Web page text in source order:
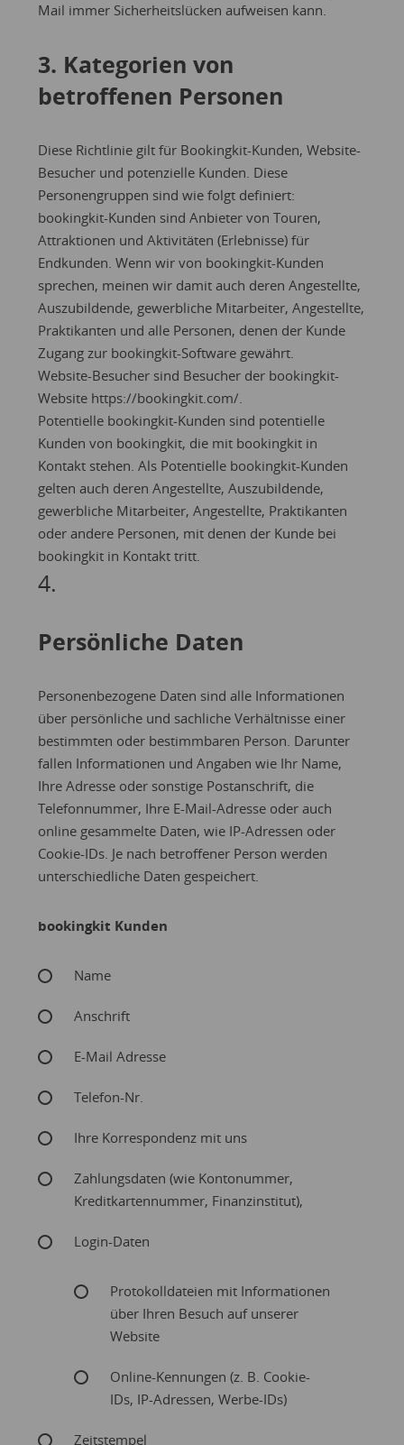
Mail immer Sicherheitslücken aufweisen kann.
3. Kategorien von
betroffenen Personen
Diese Richtlinie gilt für Bookingkit-Kunden, Website-
Besucher und potenzielle Kunden. Diese
Personengruppen sind wie folgt definiert:
bookingkit-Kunden sind Anbieter von Touren,
Attraktionen und Aktivitäten (Erlebnisse) für
Endkunden. Wenn wir von bookingkit-Kunden
sprechen, meinen wir damit auch deren Angestellte,
Auszubildende, gewerbliche Mitarbeiter, Angestellte,
Praktikanten und alle Personen, denen der Kunde
Zugang zur bookingkit-Software gewährt.
Website-Besucher sind Besucher der bookingkit-
Website https://bookingkit.com/.
Potentielle bookingkit-Kunden sind potentielle
Kunden von bookingkit, die mit bookingkit in
Kontakt stehen. Als Potentielle bookingkit-Kunden
gelten auch deren Angestellte, Auszubildende,
gewerbliche Mitarbeiter, Angestellte, Praktikanten
oder andere Personen, mit denen der Kunde bei
bookingkit in Kontakt tritt.
4.
Persönliche Daten
Personenbezogene Daten sind alle Informationen
über persönliche und sachliche Verhältnisse einer
bestimmten oder bestimmbaren Person. Darunter
fallen Informationen und Angaben wie Ihr Name,
Ihre Adresse oder sonstige Postanschrift, die
Telefonnummer, Ihre E-Mail-Adresse oder auch
online gesammelte Daten, wie IP-Adressen oder
Cookie-IDs. Je nach betroffener Person werden
unterschiedliche Daten gespeichert.
bookingkit Kunden
Name
Anschrift
E-Mail Adresse
Telefon-Nr.
Ihre Korrespondenz mit uns
Zahlungsdaten (wie Kontonummer,
Kreditkartennummer, Finanzinstitut),
Login-Daten
Protokolldateien mit Informationen
über Ihren Besuch auf unserer
Website
Online-Kennungen (z. B. Cookie-
IDs, IP-Adressen, Werbe-IDs)
Zeitstempel